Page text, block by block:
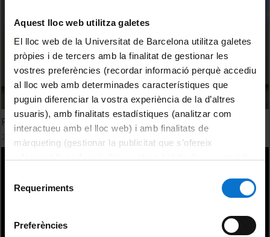
Aquest lloc web utilitza galetes
El lloc web de la Universitat de Barcelona utilitza galetes
pròpies i de tercers amb la finalitat de gestionar les
vostres preferències (recordar informació perquè accediu
al lloc web amb determinades característiques que
puguin diferenciar la vostra experiència de la d’altres
usuaris), amb finalitats estadístiques (analitzar com
interactueu amb el lloc web) i amb finalitats de
màrqueting (gestionar la publicitat que s’ofereix
consultar laPolítica de galetes del lloc web de la
Requeriments
Preferències
Planificació territorial i governança de l'aigua. Col·loqui